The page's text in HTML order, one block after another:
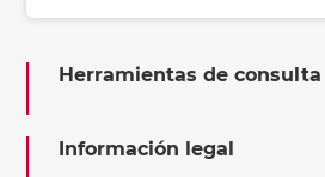
Herramientas de consulta
Información legal